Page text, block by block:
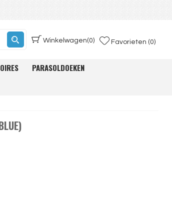
Winkelwagen(0) Favorieten (0)
PARASOLDOEKEN